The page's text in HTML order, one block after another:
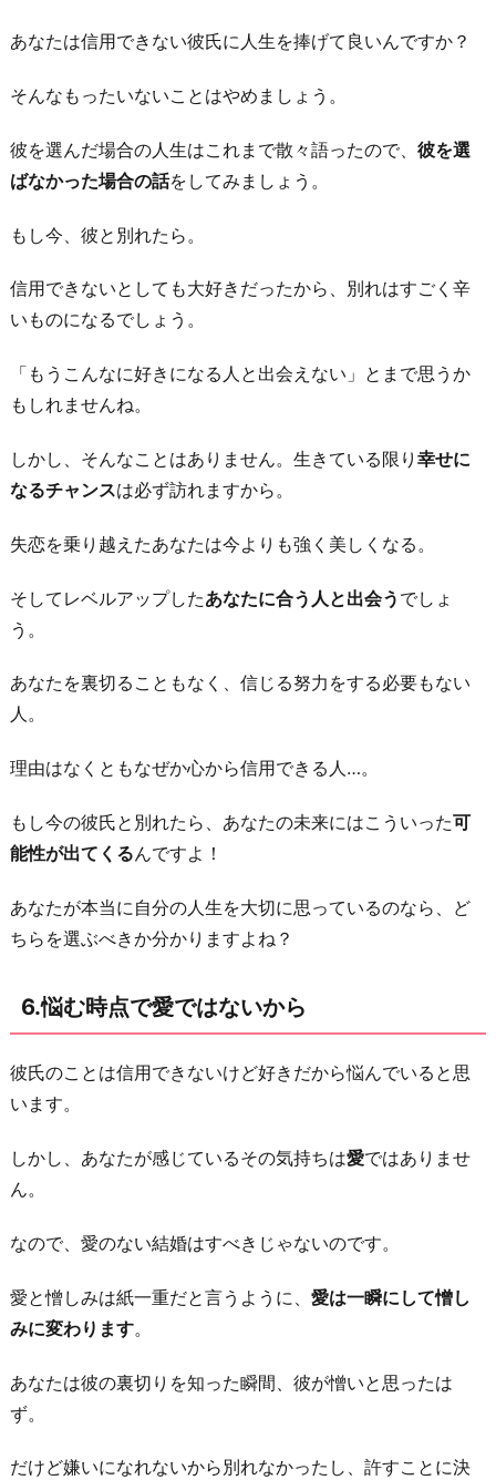
あなたは信用できない彼氏に人生を捧げて良いんですか？
そんなもったいないことはやめましょう。
彼を選んだ場合の人生はこれまで散々語ったので、 彼を選
ばなかった場合の話をしてみましょう。
もし今、彼と別れたら。
信用できないとしても大好きだったから、別れはすごく辛
いものになるでしょう。
「もうこんなに好きになる人と出会えない」とまで思うか
もしれませんね。
しかし、そんなことはありません。生きている限り 幸せに
なるチャンスは必ず訪れますから。
失恋を乗り越えたあなたは今よりも強く美しくなる。
そしてレベルアップしたあなたに合う人と出会う でしょ
う。
あなたを裏切ることもなく、信じる努力をする必要もない
人。
理由はなくともなぜか心から信用できる人…。
もし今の彼氏と別れたら、あなたの未来にはこういった可
能性が出てくるんですよ！
あなたが本当に自分の人生を大切に思っているのなら、ど
ちらを選ぶべきか分かりますよね？
6.悩む時点で愛ではないから
彼氏のことは信用できないけど好きだから悩んでいると思
います。
しかし、あなたが感じているその気持ちは愛ではありませ
ん。
なので、愛のない結婚はすべきじゃないのです。
愛と憎しみは紙一重だと言うように、 愛は一瞬にして憎し
みに変わります。
あなたは彼の裏切りを知った瞬間、彼が憎いと思ったは
ず。
だけど嫌いになれないから別れなかったし、許すことに決